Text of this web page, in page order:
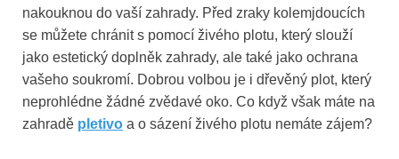
nakouknou do vaší zahrady. Před zraky kolemjdoucích
se můžete chránit s pomocí živého plotu, který slouží
jako estetický doplněk zahrady, ale také jako ochrana
vašeho soukromí. Dobrou volbou je i dřevěný plot, který
neprohlédne žádné zvědavé oko. Co když však máte na
zahradě pletivo a o sázení živého plotu nemáte zájem?